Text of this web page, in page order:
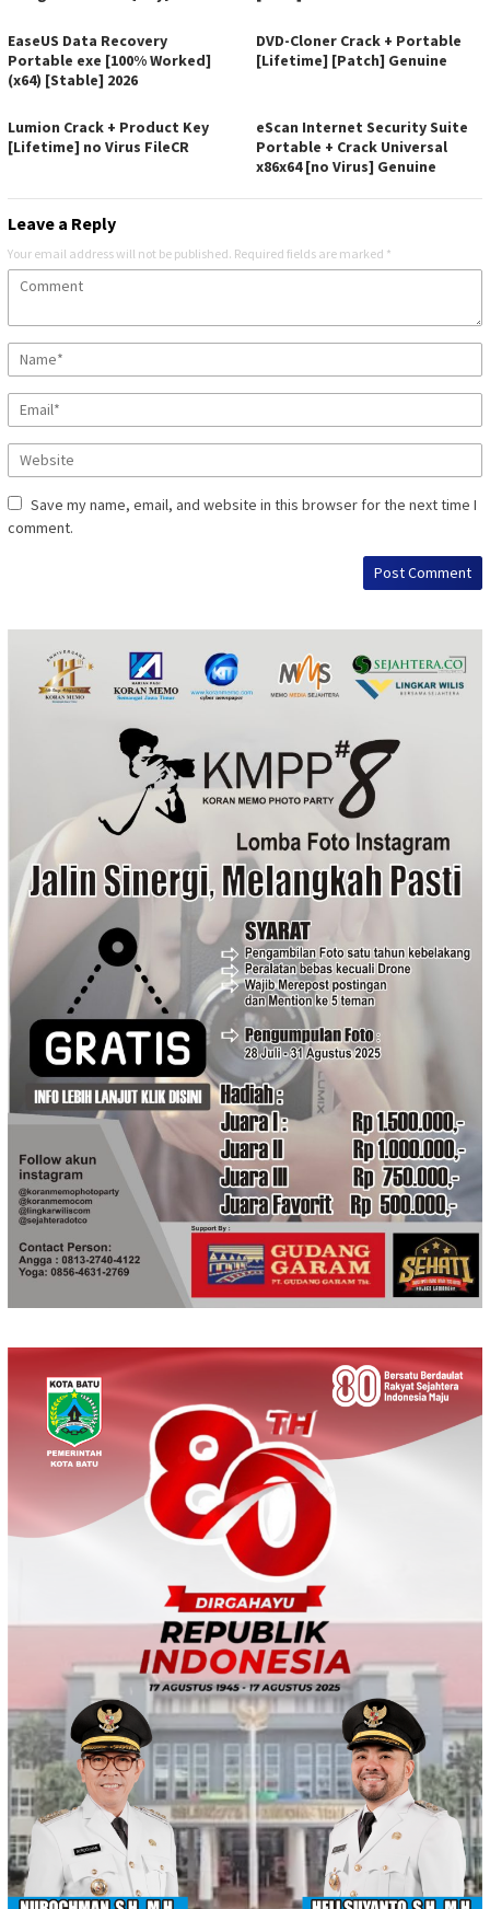
EaseUS Data Recovery
Portable exe [100% Worked]
(x64) [Stable] 2026
DVD-Cloner Crack + Portable
[Lifetime] [Patch] Genuine
Lumion Crack + Product Key
[Lifetime] no Virus FileCR
eScan Internet Security Suite
Portable + Crack Universal
x86x64 [no Virus] Genuine
Leave a Reply
Your email address will not be published. Required fields are marked *
Save my name, email, and website in this browser for the next time I
comment.